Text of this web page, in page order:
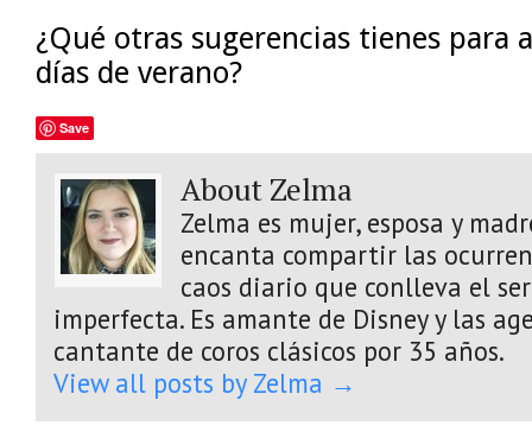
¿Qué otras sugerencias tienes para
días de verano?
Save
About Zelma
Zelma es mujer, esposa y
encanta compartir las
caos diario que conlleva el
imperfecta. Es amante de Disney y las
cantante de coros clásicos por 35 años.
View all posts by Zelma →